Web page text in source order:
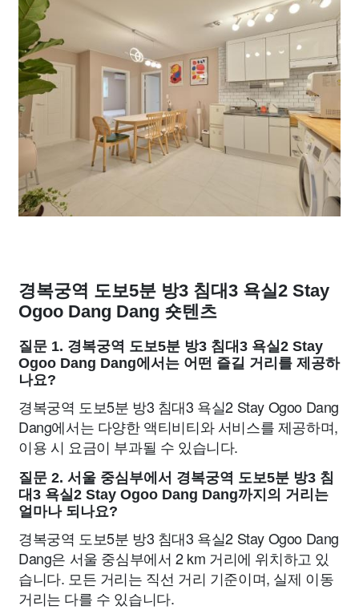
경복궁역 도보5분 방3 침대3 욕실2 Stay
Ogoo Dang Dang 숏텐츠
질문 1. 경복궁역 도보5분 방3 침대3 욕실2 Stay
Ogoo Dang Dang에서는 어떤 즐길 거리를 제공하
나요?
경복궁역 도보5분 방3 침대3 욕실2 Stay Ogoo Dang
Dang에서는 다양한 액티비티와 서비스를 제공하며,
이용 시 요금이 부과될 수 있습니다.
질문 2. 서울 중심부에서 경복궁역 도보5분 방3 침
대3 욕실2 Stay Ogoo Dang Dang까지의 거리는
얼마나 되나요?
경복궁역 도보5분 방3 침대3 욕실2 Stay Ogoo Dang
Dang은 서울 중심부에서 2 km 거리에 위치하고 있
습니다. 모든 거리는 직선 거리 기준이며, 실제 이동
거리는 다를 수 있습니다.